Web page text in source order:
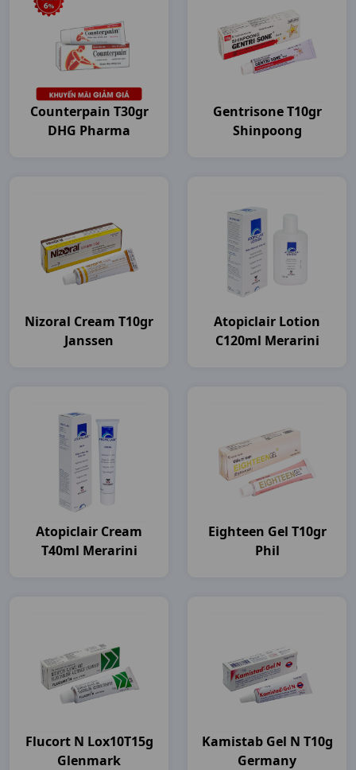
Counterpain T30gr
DHG Pharma
Gentrisone T10gr
Shinpoong
Nizoral Cream T10gr
Janssen
Atopiclair Lotion
C120ml Merarini
Atopiclair Cream
T40ml Merarini
Eighteen Gel T10gr
Phil
Flucort N Lox10T15g
Glenmark
Kamistab Gel N T10g
Germany